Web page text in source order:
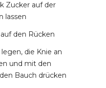
Zucker auf der
lassen
den Rücken
die Knie an
und mit den
Bauch drücken